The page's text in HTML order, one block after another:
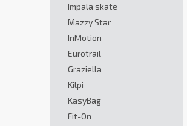
Impala skate
Mazzy Star
InMotion
Eurotrail
Graziella
Kilpi
KasyBag
Fit-On